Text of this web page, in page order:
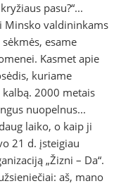
pasu?“...
Minsko valdininkams
esame
Kasmet apie
kuriame
2000 metais
nuopelnus...
laiko, o kaip ji
21 d. įsteigiau
„Žizni – Da“.
aš, mano